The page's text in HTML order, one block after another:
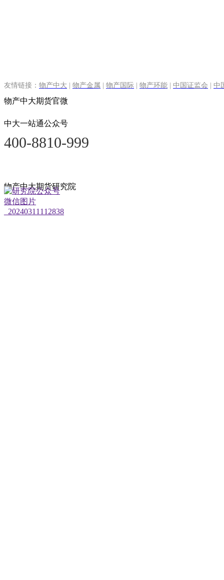
友情链接： 物产中大 物产金属 物产国际 物产环能 中国证监会 中
物产中大期货官微
中大一站通公众号
400-8810-999
物产中大期货研究院